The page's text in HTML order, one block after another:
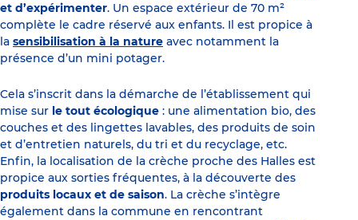
et d’expérimenter. Un espace extérieur de 70 m²
complète le cadre réservé aux enfants. Il est propice à
la sensibilisation à la nature avec notamment la
présence d’un mini potager.
Cela s’inscrit dans la démarche de l’établissement qui
mise sur le tout écologique : une alimentation bio, des
couches et des lingettes lavables, des produits de soin
et d’entretien naturels, du tri et du recyclage, etc.
Enfin, la localisation de la crèche proche des Halles est
propice aux sorties fréquentes, à la découverte des
produits locaux et de saison. La crèche s’intègre
également dans la commune en rencontrant